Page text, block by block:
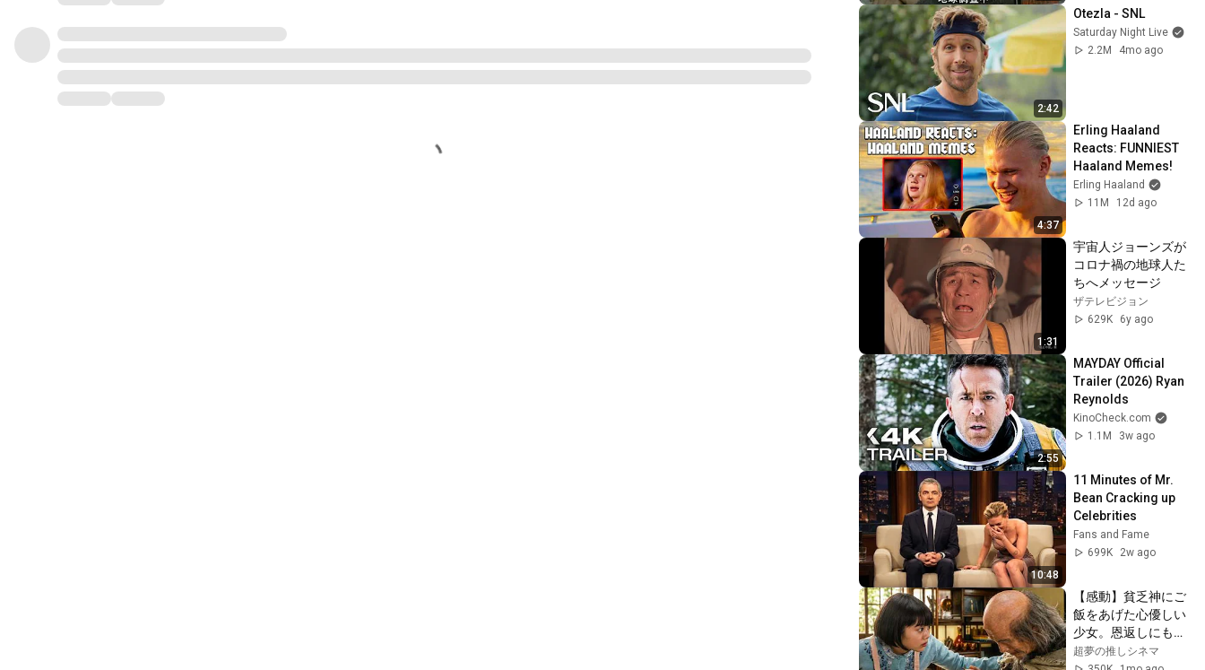
2:42
Otezla - SNL
Saturday Night Live
2.2M
4mo ago
4:37
Erling Haaland
Reacts: FUNNIEST
Haaland Memes!
Erling Haaland
11M
12d ago
1:31
宇宙人ジョーンズが
コロナ禍の地球人た
ちへメッセージ
ザテレビジョン
629K
6y ago
2:55
MAYDAY Official
Trailer (2026) Ryan
Reynolds
KinoCheck.com
1.1M
3w ago
10:48
11 Minutes of Mr.
Bean Cracking up
Celebrities
Fans and Fame
699K
2w ago
【感動】貧乏神にご
飯をあげた心優しい
少女。恩返しにもら
った「ボロボロのお
超夢の推しシネマ